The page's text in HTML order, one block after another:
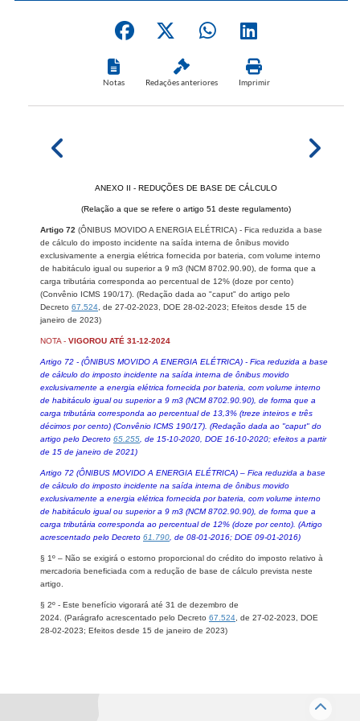
Notas Redações anteriores Imprimir
ANEXO II - REDUÇÕES DE BASE DE CÁLCULO
(Relação a que se refere o artigo 51 deste regulamento)
Artigo 72 (ÔNIBUS MOVIDO A ENERGIA ELÉTRICA) - Fica reduzida a base
de cálculo do imposto incidente na saída interna de ônibus movido
exclusivamente a energia elétrica fornecida por bateria, com volume interno
de habitáculo igual ou superior a 9 m3 (NCM 8702.90.90), de forma que a
carga tributária corresponda ao percentual de 12% (doze por cento)
(Convênio ICMS 190/17). (Redação dada ao "caput" do artigo pelo
Decreto 67.524 , de 27-02-2023, DOE 28-02-2023; Efeitos desde 15 de
janeiro de 2023)
NOTA - VIGOROU ATÉ 31-12-2024
Artigo 72 - (ÔNIBUS MOVIDO A ENERGIA ELÉTRICA) - Fica reduzida a base
de cálculo do imposto incidente na saída interna de ônibus movido
exclusivamente a energia elétrica fornecida por bateria, com volume interno
de habitáculo igual ou superior a 9 m3 (NCM 8702.90.90), de forma que a
carga tributária corresponda ao percentual de 13,3% (treze inteiros e três
décimos por cento) (Convênio ICMS 190/17). (Redação dada ao "caput" do
artigo pelo Decreto 65.255 , de 15-10-2020, DOE 16-10-2020; efeitos a partir
de 15 de janeiro de 2021)
Artigo 72 (ÔNIBUS MOVIDO A ENERGIA ELÉTRICA) – Fica reduzida a base
de cálculo do imposto incidente na saída interna de ônibus movido
exclusivamente a energia elétrica fornecida por bateria, com volume interno
de habitáculo igual ou superior a 9 m3 (NCM 8702.90.90), de forma que a
carga tributária corresponda ao percentual de 12% (doze por cento). (Artigo
acrescentado pelo Decreto 61.790 , de 08-01-2016; DOE 09-01-2016)
§ 1º – Não se exigirá o estorno proporcional do crédito do imposto relativo à
mercadoria beneficiada com a redução de base de cálculo prevista neste
artigo.
§ 2º - Este benefício vigorará até 31 de dezembro de
2024. (Parágrafo acrescentado pelo Decreto 67.524 , de 27-02-2023, DOE
28-02-2023; Efeitos desde 15 de janeiro de 2023)